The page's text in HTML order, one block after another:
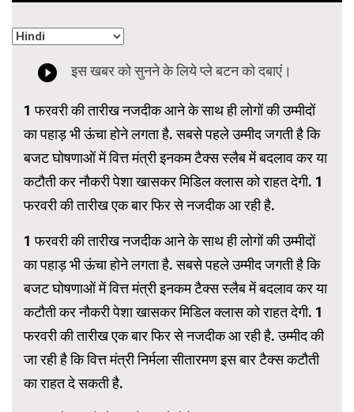
1 फरवरी की तारीख नजदीक आने के साथ ही लोगों की उम्मीदों
का पहाड़ भी ऊंचा होने लगता है. सबसे पहले उम्मीद जगती है कि
बजट घोषणाओं में वित्त मंत्री इनकम टैक्स स्लैब में बदलाव कर या
कटौती कर नौकरी पेशा खासकर मिडिल क्लास को राहत देगी. 1
फरवरी की तारीख एक बार फिर से नजदीक आ रही है.
1 फरवरी की तारीख नजदीक आने के साथ ही लोगों की उम्मीदों
का पहाड़ भी ऊंचा होने लगता है. सबसे पहले उम्मीद जगती है कि
बजट घोषणाओं में वित्त मंत्री इनकम टैक्स स्लैब में बदलाव कर या
कटौती कर नौकरी पेशा खासकर मिडिल क्लास को राहत देगी. 1
फरवरी की तारीख एक बार फिर से नजदीक आ रही है. उम्मीद की
जा रही है कि वित्त मंत्री निर्मला सीतारमण इस बार टैक्स कटौती
का राहत दे सकती है.